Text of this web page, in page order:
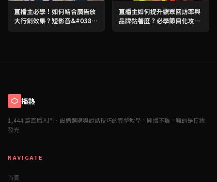
直播主必學！如何結合廣告放
大行銷效果？短影音&#038;
倒數攻略，流量翻倍！
直播主如何提升觀眾回訪率與
品牌黏著度？必學節目化攻
略！
播熱
1,444 篇直播入門、設備選購與說話技巧的完整教學，開播不難，難的是持續
發光
NAVIGATE
首頁